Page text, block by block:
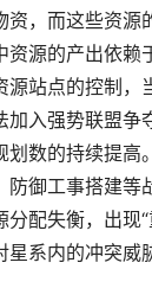
资，而这些资源
资源的产出依赖
源站点的控制，
入强势联盟争
划数的持续提高
防御工事搭建等
配失衡，出现
星系内的冲突威